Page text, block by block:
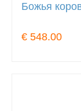
Божья
€ 548.00